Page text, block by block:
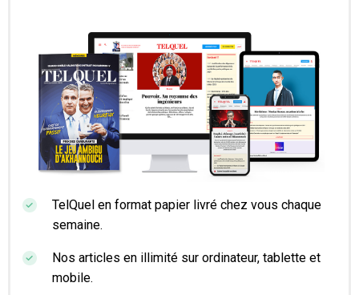
TelQuel en format papier livré chez vous chaque
semaine.
Nos articles en illimité sur ordinateur, tablette et
mobile.